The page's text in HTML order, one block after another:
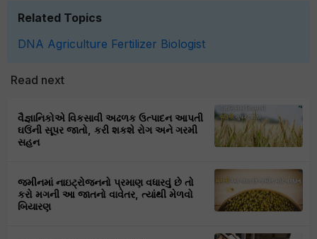
Related Topics
DNA Agriculture Fertilizer Biologist
Read next
વૈજ્ઞાનિકોએ વિકસાવી અઢળક ઉત્પાદન આપતી
ઘઉંની સૂપર જાતો, કરી શકશે રોગ અને ગરમી
સહન
જમીનમાં નાઇટ્રોજનનો પ્રમાણ વધારવું છે તો
કરો મગની આ જાતનો વાવેતર, ત્યાંથી મેળવો
બિયારણ